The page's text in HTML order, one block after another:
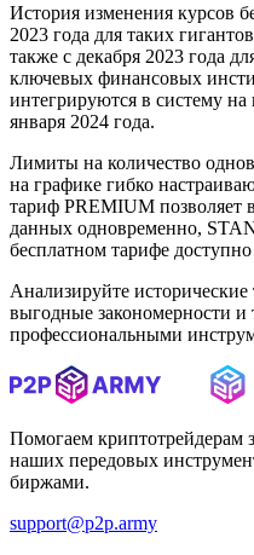
История изменения курсов
2023 года для таких
также с декабря 2023 года
ключевых финансовых
интегрируются в систему
января 2024 года.
Лимиты на количество
на графике гибко
тариф PREMIUM позволяет
данных одновременно,
бесплатном тарифе
Анализируйте
выгодные закономерности и
профессиональными
Помогаем криптотрейдерам
наших передовых
биржами.
support@p2p.army